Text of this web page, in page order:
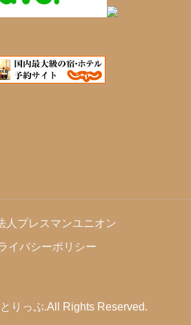
人プレスマンユニオン
イバシーポリシー
りっぷ.All Rights Reserved.